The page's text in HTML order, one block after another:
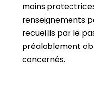
moins
renseignements
recueillis par le
préalablement
concernés.